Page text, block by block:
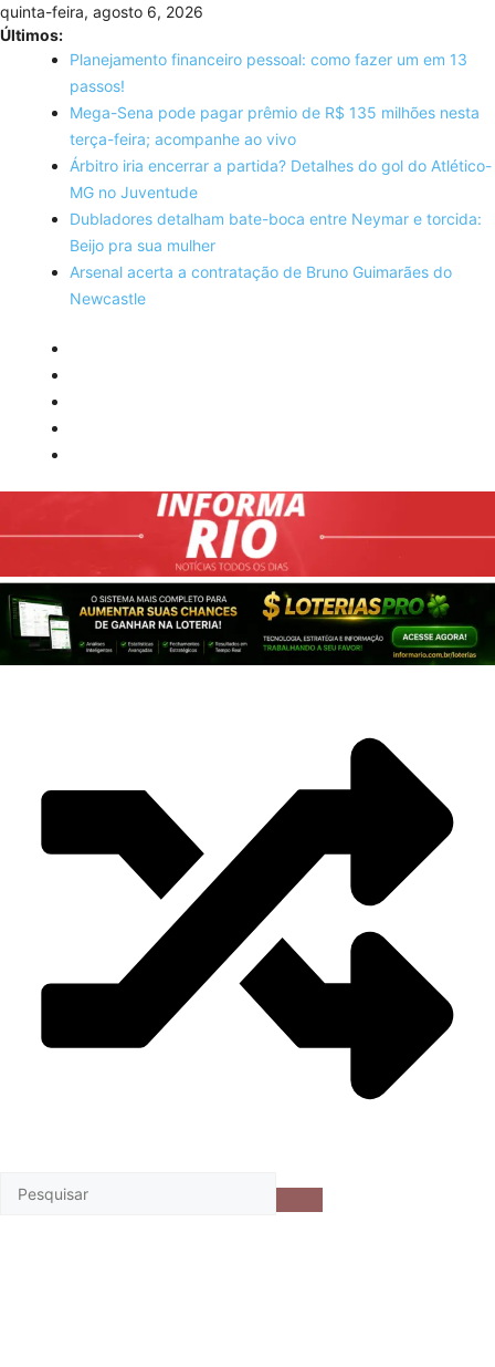
Skip
to
content
quinta-feira, agosto 6, 2026
Últimos:
Planejamento financeiro pessoal: como fazer um em 13
passos!
Mega-Sena pode pagar prêmio de R$ 135 milhões nesta
terça-feira; acompanhe ao vivo
Árbitro iria encerrar a partida? Detalhes do gol do Atlético-
MG no Juventude
Dubladores detalham bate-boca entre Neymar e torcida:
Beijo pra sua mulher
Arsenal acerta a contratação de Bruno Guimarães do
Newcastle